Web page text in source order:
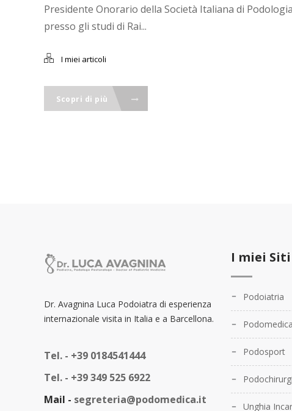
Presidente Onorario della Società Italiana di
presso gli studi di Rai...
I miei articoli
Scopri di più
Dr. Avagnina Luca Podoiatra di esperienza
internazionale visita in Italia e a Barcellona.
Tel. - +39 0184541444
Tel. - +39 349 525 6922
Mail - segreteria@podomedica.it
I miei Siti
Podoiatria
Podomedica
Podosport
Unghia